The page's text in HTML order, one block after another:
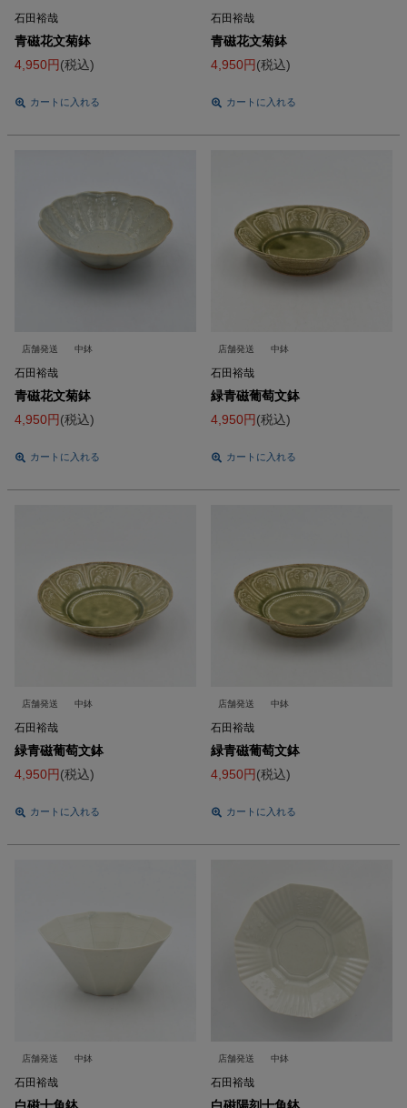
石田裕哉
青磁花文菊鉢
4,950
税込
カートに入れる
石田裕哉
青磁花文菊鉢
4,950
税込
カートに入れる
店舗発送 中鉢
石田裕哉
青磁花文菊鉢
4,950
税込
カートに入れる
店舗発送 中鉢
石田裕哉
緑青磁葡萄文鉢
4,950
税込
カートに入れる
店舗発送 中鉢
石田裕哉
緑青磁葡萄文鉢
4,950
税込
カートに入れる
店舗発送 中鉢
石田裕哉
緑青磁葡萄文鉢
4,950
税込
カートに入れる
店舗発送 中鉢
石田裕哉
店舗発送 中鉢
石田裕哉